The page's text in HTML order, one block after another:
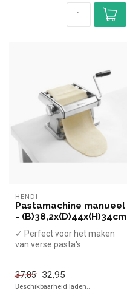
HENDI
Pastamachine manueel
- (B)38,2x(D)44x(H)34cm
✓ Perfect voor het maken
van verse pasta's
37,85
32,95
Beschikbaarheid laden..